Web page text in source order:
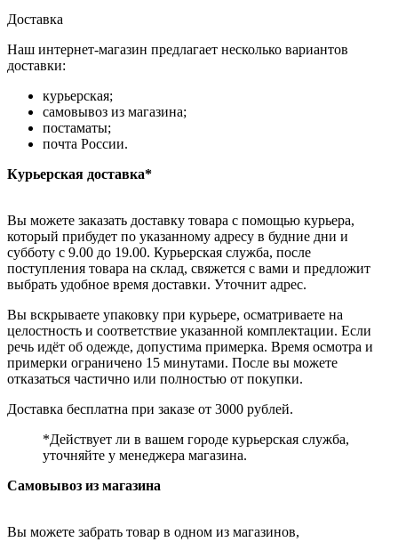
Доставка
Наш интернет-магазин предлагает несколько вариантов
доставки:
курьерская;
самовывоз из магазина;
постаматы;
почта России.
Курьерская доставка*
Вы можете заказать доставку товара с помощью курьера,
который прибудет по указанному адресу в будние дни и
субботу с 9.00 до 19.00. Курьерская служба, после
поступления товара на склад, свяжется с вами и предложит
выбрать удобное время доставки. Уточнит адрес.
Вы вскрываете упаковку при курьере, осматриваете на
целостность и соответствие указанной комплектации. Если
речь идёт об одежде, допустима примерка. Время осмотра и
примерки ограничено 15 минутами. После вы можете
отказаться частично или полностью от покупки.
Доставка бесплатна при заказе от 3000 рублей.
*Действует ли в вашем городе курьерская служба,
уточняйте у менеджера магазина.
Самовывоз из магазина
Вы можете забрать товар в одном из магазинов,